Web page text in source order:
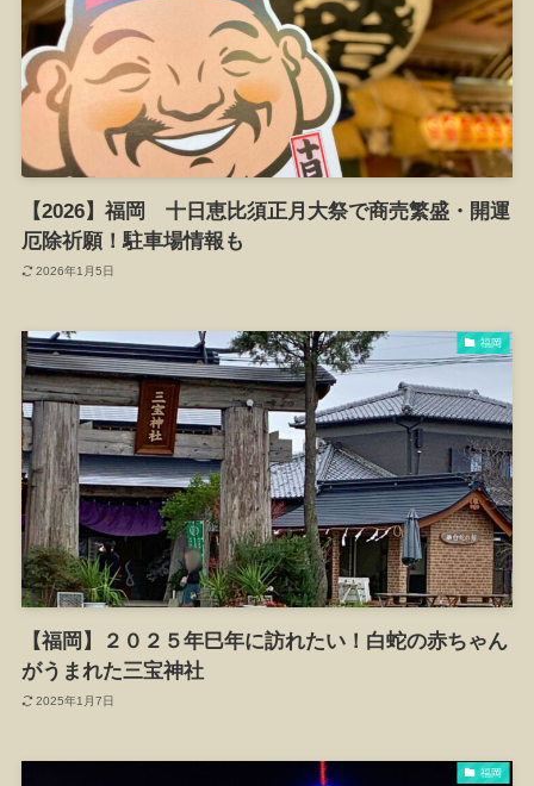
【2026】福岡 十日恵比須正月大祭で商売繁盛・開運
厄除祈願！駐車場情報も
2026年1月5日
福岡
【福岡】２０２５年巳年に訪れたい！白蛇の赤ちゃん
がうまれた三宝神社
2025年1月7日
福岡